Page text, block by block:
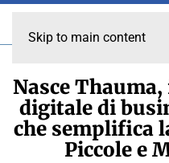
Skip to main content
Nasce
digitale di
che semplifica
Piccole e